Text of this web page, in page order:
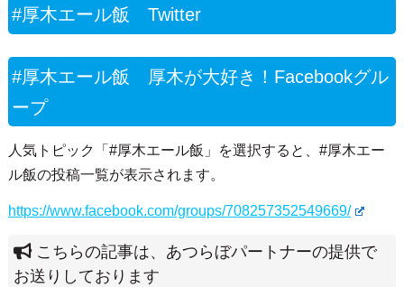
#厚木エール飯 Twitter
#厚木エール飯 厚木が大好き！Facebookグル
ープ
人気トピック「#厚木エール飯」を選択すると、#厚木エー
ル飯の投稿一覧が表示されます。
https://www.facebook.com/groups/708257352549669/
こちらの記事は、あつらぼパートナーの提供で
お送りしております